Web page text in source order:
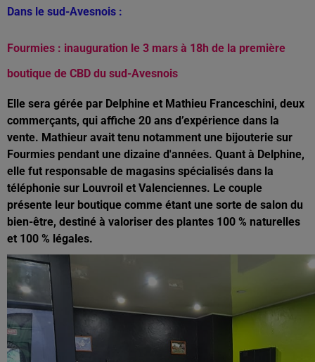
Dans le sud-Avesnois :
Fourmies : inauguration le 3 mars à 18h de la première
boutique de CBD du sud-Avesnois
Elle sera gérée par Delphine et Mathieu Franceschini, deux
commerçants, qui affiche 20 ans d’expérience dans la
vente. Mathieur avait tenu notamment une bijouterie sur
Fourmies pendant une dizaine d'années. Quant à Delphine,
elle fut responsable de magasins spécialisés dans la
téléphonie sur Louvroil et Valenciennes. Le couple
présente leur boutique comme étant une sorte de salon du
bien-être, destiné à valoriser des plantes 100 % naturelles
et 100 % légales.